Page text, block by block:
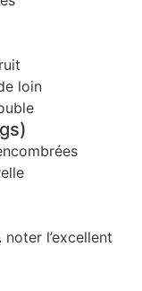
loin
l’excellent